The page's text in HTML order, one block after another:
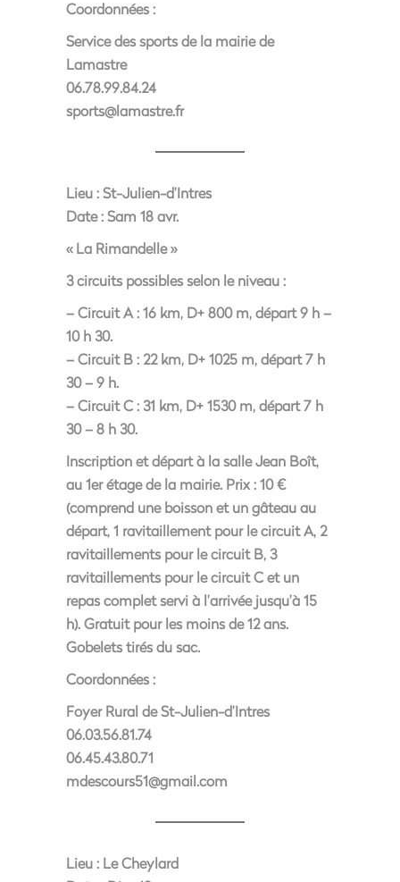
Coordonnées :
Service des sports de la mairie de
Lamastre
06.78.99.84.24
sports@lamastre.fr
Lieu :St-Julien-d’Intres
Date :Sam 18 avr.
« La Rimandelle »
3 circuits possibles selon le niveau :
– Circuit A : 16 km, D+ 800 m, départ 9 h –
10 h 30.
– Circuit B : 22 km, D+ 1025 m, départ 7 h
30 – 9 h.
– Circuit C : 31 km, D+ 1530 m, départ 7 h
30 – 8 h 30.
Inscription et départ à la salle Jean Boît,
au 1er étage de la mairie. Prix : 10 €
(comprend une boisson et un gâteau au
départ, 1 ravitaillement pour le circuit A, 2
ravitaillements pour le circuit B, 3
ravitaillements pour le circuit C et un
repas complet servi à l’arrivée jusqu’à 15
h). Gratuit pour les moins de 12 ans.
Gobelets tirés du sac.
Coordonnées :
Foyer Rural de St-Julien-d’Intres
06.03.56.81.74
06.45.43.80.71
mdescours51@gmail.com
Lieu : Le Cheylard